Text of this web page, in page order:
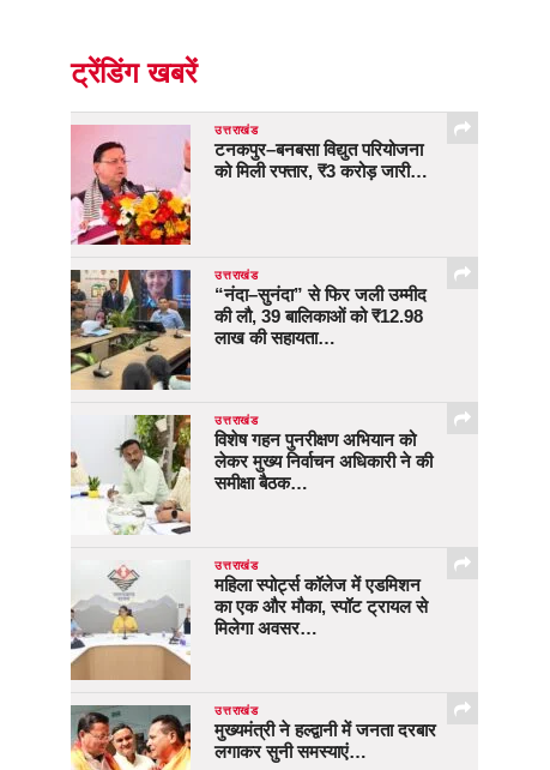
ट्रेंडिंग खबरें
उत्तराखंड
टनकपुर–बनबसा विद्युत परियोजना
को मिली रफ्तार, ₹3 करोड़ जारी…
उत्तराखंड
“नंदा–सुनंदा” से फिर जली उम्मीद
की लौ, 39 बालिकाओं को ₹12.98
लाख की सहायता…
उत्तराखंड
विशेष गहन पुनरीक्षण अभियान को
लेकर मुख्य निर्वाचन अधिकारी ने की
समीक्षा बैठक…
उत्तराखंड
महिला स्पोर्ट्स कॉलेज में एडमिशन
का एक और मौका, स्पॉट ट्रायल से
मिलेगा अवसर…
उत्तराखंड
मुख्यमंत्री ने हल्द्वानी में जनता दरबार
लगाकर सुनी समस्याएं…